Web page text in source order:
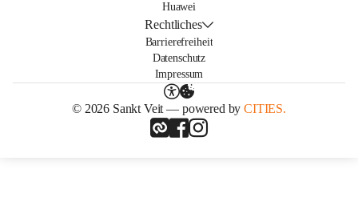
Huawei
Rechtliches
Barrierefreiheit
Datenschutz
Impressum
© 2026 Sankt Veit — powered byCITIES.